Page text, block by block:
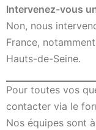
Intervenez-vous
Non, nous
France,
Hauts-de-Seine.
Pour toutes vos
contacter via le
Nos équipes sont